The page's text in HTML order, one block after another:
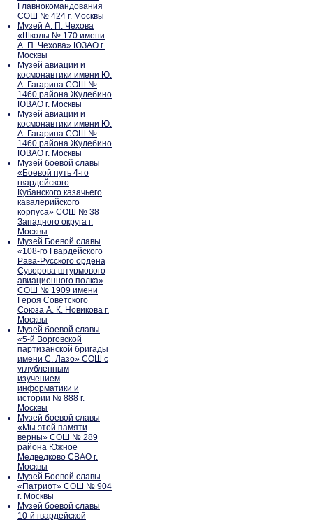
Главнокомандования
СОШ № 424 г. Москвы
Музей А. П. Чехова
«Школы № 170 имени
А. П. Чехова» ЮЗАО г.
Москвы
Музей авиации и
космонавтики имени Ю.
А. Гагарина СОШ №
1460 района Жулебино
ЮВАО г. Москвы
Музей авиации и
космонавтики имени Ю.
А. Гагарина СОШ №
1460 района Жулебино
ЮВАО г. Москвы
Музей боевой славы
«Боевой путь 4-го
гвардейского
Кубанского казачьего
кавалерийского
корпуса» СОШ № 38
Западного округа г.
Москвы
Музей Боевой славы
«108-го Гвардейского
Рава-Русского ордена
Суворова штурмового
авиационного полка»
СОШ № 1909 имени
Героя Советского
Союза А. К. Новикова г.
Москвы
Музей боевой славы
«5-й Ворговской
партизанской бригады
имени С. Лазо» СОШ с
углубленным
изучением
информатики и
истории № 888 г.
Москвы
Музей боевой славы
«Мы этой памяти
верны» СОШ № 289
района Южное
Медведково СВАО г.
Москвы
Музей Боевой славы
«Патриот» СОШ № 904
г. Москвы
Музей боевой славы
10-й гвардейской